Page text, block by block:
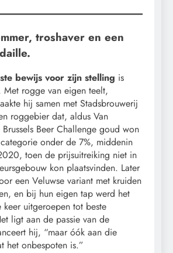
troshaver en een
bewijs voor zijn stelling is
rogge van eigen teelt,
hij samen met Stadsbrouwerij
roggebier dat, aldus Van
Beer Challenge goud won
onder de 7%, middenin
toen de prijsuitreiking niet in
kon plaatsvinden. Later
een Veluwse variant met kruiden
en bij hun eigen tap werd het
uitgeroepen tot beste
ligt aan de passie van de
hij, “maar óók aan die
het onbespoten is.”